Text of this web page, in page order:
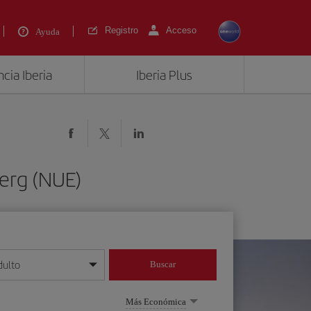
Ayuda Registro Acceso
Iberia Iberia Plus
(NUE)
mes/año
Buscar
Más Económica